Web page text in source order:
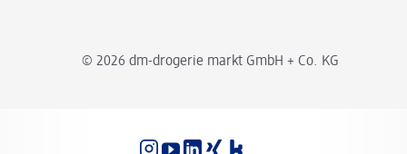
© 2026 dm-drogerie markt GmbH + Co. KG